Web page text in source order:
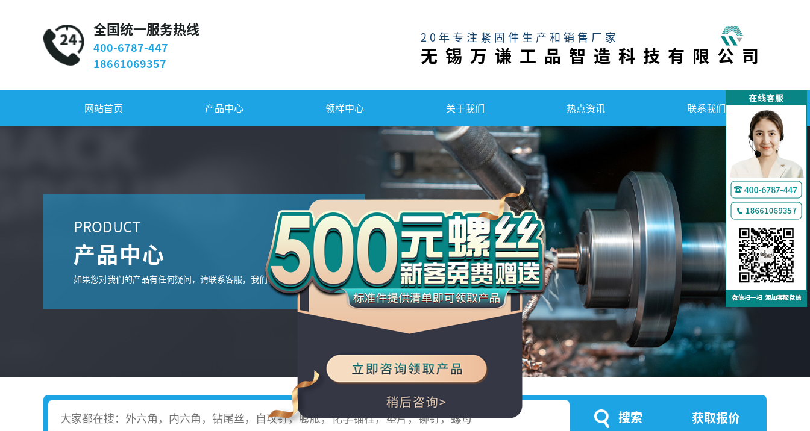
全国统一服务热线
400-6787-447
18661069357
20年专注紧固件生产和销售厂家
无锡万谦工品智造科技有限公司
网站首页 产品中心 领样中心 关于我们 热点资讯 联系我们
PRODUCT
产品中心
如果您对我们的产品有任何疑问，请联系客服，我们将竭诚为您服务。
搜索 获取报价
千
工
品